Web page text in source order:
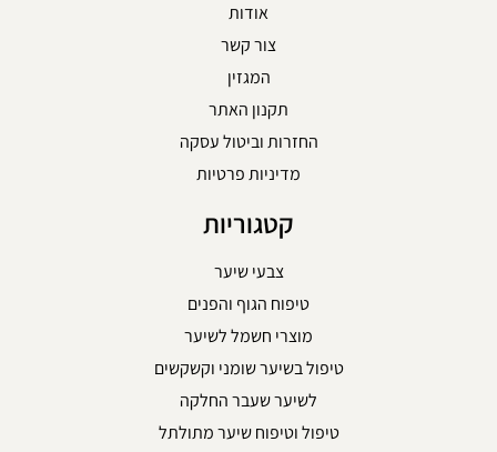
אודות
צור קשר
המגזין
תקנון האתר
החזרות וביטול עסקה
מדיניות פרטיות
קטגוריות
צבעי שיער
טיפוח הגוף והפנים
מוצרי חשמל לשיער
טיפול בשיער שומני וקשקשים
לשיער שעבר החלקה
טיפול וטיפוח שיער מתולתל